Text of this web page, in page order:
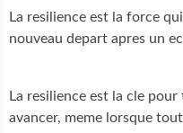
La resilience est la force
nouveau depart apres un
La resilience est la cle
avancer, meme lorsque